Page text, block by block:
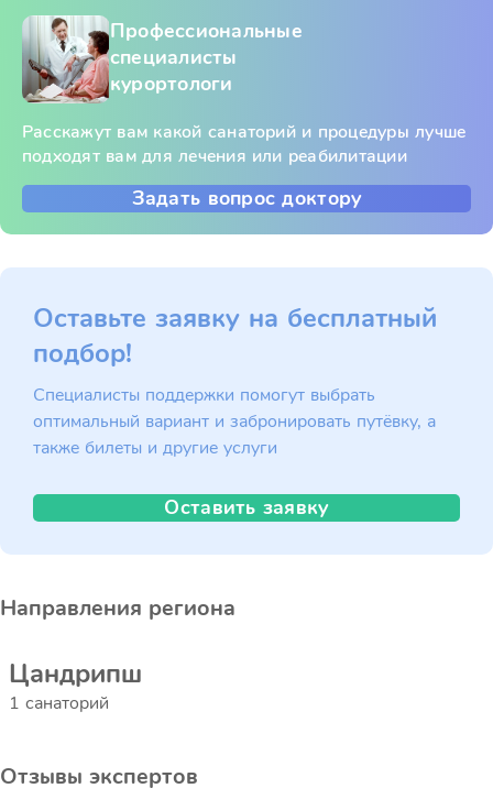
Профессиональные
специалисты
курортологи
Расскажут вам какой санаторий и процедуры лучше
подходят вам для лечения или реабилитации
Задать вопрос доктору
Оставьте заявку на бесплатный
подбор!
Специалисты поддержки помогут выбрать
оптимальный вариант и забронировать путёвку, а
также билеты и другие услуги
Оставить заявку
Направления региона
Цандрипш
1 санаторий
Отзывы экспертов